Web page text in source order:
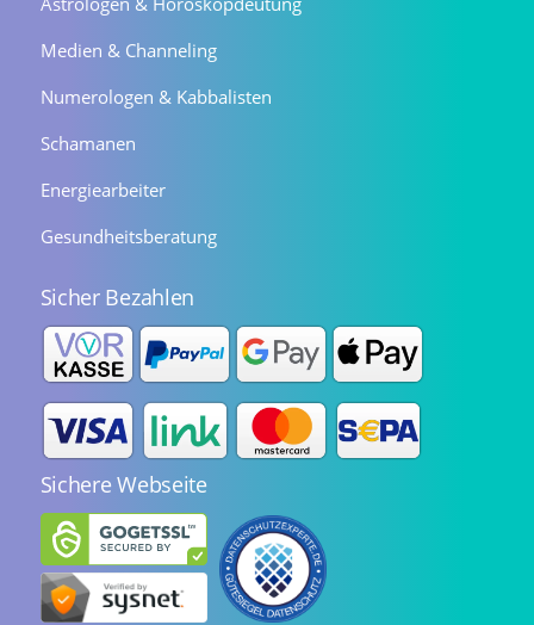
Medien & Channeling
Numerologen & Kabbalisten
Schamanen
Energiearbeiter
Gesundheitsberatung
Sicher Bezahlen
Sichere Webseite